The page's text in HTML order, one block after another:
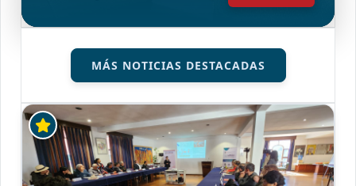
MÁS NOTICIAS DESTACADAS